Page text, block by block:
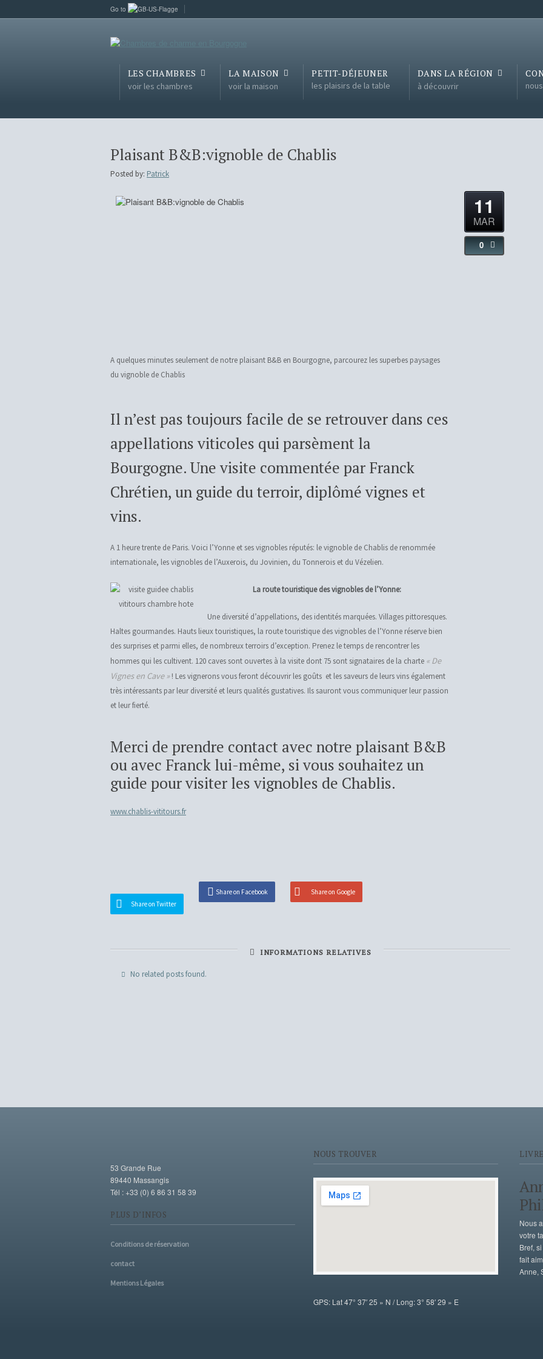
Go to
LES CHAMBRES
voir les chambres
LA MAISON
voir la maison
PETIT-DÉJEUNER
les plaisirs de la table
DANS LA RÉGION
à découvrir
Plaisant B&B:vignoble de Chablis
Posted by: Patrick
A quelques minutes seulement de notre plaisant B&B en Bourgogne, parcourez les superbes paysages
du vignoble de Chablis
Il n’est pas toujours facile de se retrouver dans ces
appellations viticoles qui parsèment la
Bourgogne. Une visite commentée par Franck
Chrétien, un guide du terroir, diplômé vignes et
vins.
A 1 heure trente de Paris. Voici l’Yonne et ses vignobles réputés: le vignoble de Chablis de renommée
internationale, les vignobles de l’Auxerois, du Jovinien, du Tonnerois et du Vézelien.
La route touristique des vignobles de l’Yonne:
Une diversité d’appellations, des identités marquées. Villages pittoresques.
Haltes gourmandes. Hauts lieux touristiques, la route touristique des vignobles de l’Yonne réserve bien
des surprises et parmi elles, de nombreux terroirs d’exception. Prenez le temps de rencontrer les
hommes qui les cultivent. 120 caves sont ouvertes à la visite dont 75 sont signataires de la charte « De
Vignes en Cave »! Les vignerons vous feront découvrir les goûts et les saveurs de leurs vins également
très intéressants par leur diversité et leurs qualités gustatives. Ils sauront vous communiquer leur passion
et leur fierté.
Merci de prendre contact avec notre plaisant B&B
ou avec Franck lui-même, si vous souhaitez un
guide pour visiter les vignobles de Chablis.
www.chablis-vititours.fr
11
MAR
0
Share on Twitter
Share on Facebook Share on Google
INFORMATIONS RELATIVES
No related posts found.
53 Grande Rue
89440 Massangis
Tél : +33 (0) 6 86 31 58 39
PLUS D’INFOS
Conditions de réservation
contact
Mentions Légales
NOUS TROUVER
GPS: Lat 47° 37′ 25 » N / Long: 3° 58′ 29 » E
Nous
votre
Bref,
fait
Anne,